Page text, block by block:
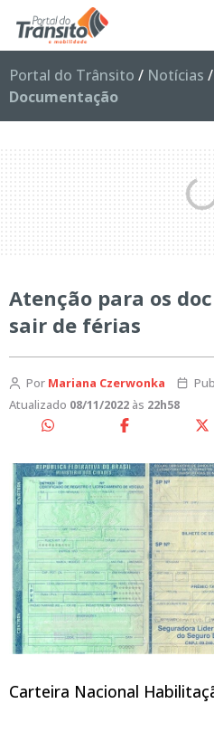
Portal do Trânsito / Notícias /
Documentação
Atenção para os
sair de férias
Por Mariana Czerwonka
Atualizado 08/11/2022 às 22h58
Carteira Nacional